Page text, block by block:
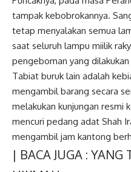
tampak kebobrokannya.
tetap menyalakan semua
saat seluruh lampu miilik
pengeboman yang
Tabiat buruk lain adalah
mengambil barang secara
melakukan kunjungan resmi
mencuri pedang adat Shah
mengambil jam kantong
| BACA JUGA : YANG